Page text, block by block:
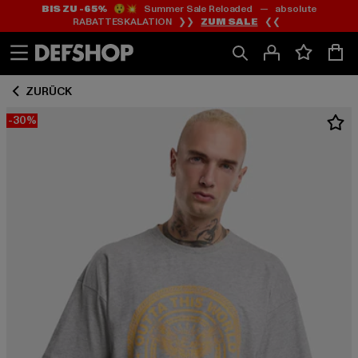
Zum
Inhalt
springen
Zum
Fußzeile
springen
BIS ZU -65%😲💥 Summer Sale Reloaded — absolute
RABATTESKALATION ❯❯ ZUM SALE ❮❮
ZURÜCK
-30%